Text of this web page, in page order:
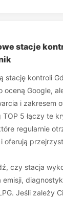
stacje
stację kontroli
oceną Google,
i zakresem
5 łączy te
regularnie
oferują
czy stacja
Jeśli zależy